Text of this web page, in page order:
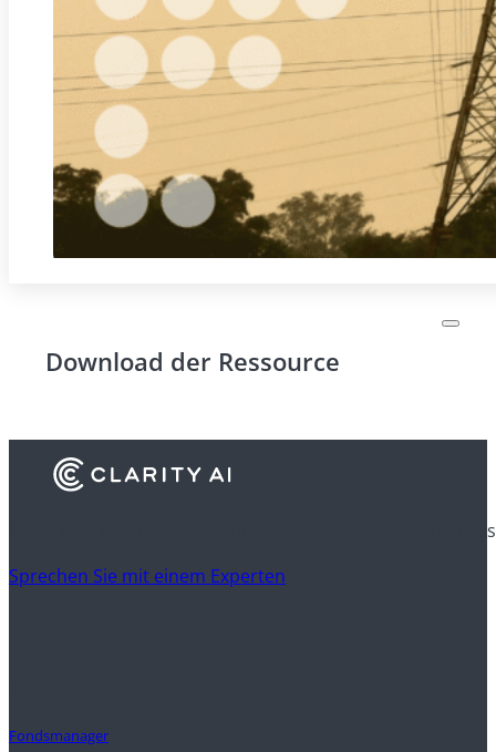
Download der Ressource
Erfahren Sie, wie Finanzinstitute Clarity AI nutzen, um
Sprechen Sie mit einem Experten
Fondsmanager